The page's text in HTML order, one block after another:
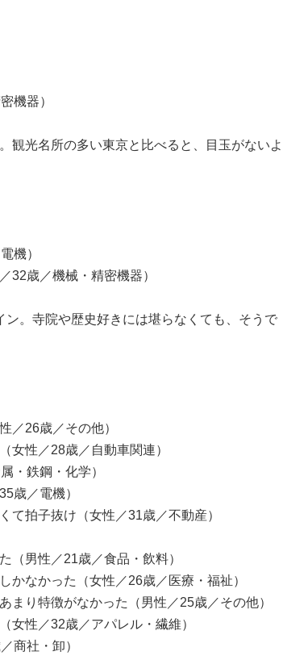
機器）
観光名所の多い東京と比べると、目玉がないよ
機）
32歳／機械・精密機器）
。寺院や歴史好きには堪らなくても、そうで
／26歳／その他）
女性／28歳／自動車関連）
・鉄鋼・化学）
歳／電機）
て拍子抜け（女性／31歳／不動産）
（男性／21歳／食品・飲料）
かなかった（女性／26歳／医療・福祉）
まり特徴がなかった（男性／25歳／その他）
女性／32歳／アパレル・繊維）
商社・卸）